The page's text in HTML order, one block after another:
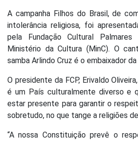
A campanha Filhos do Brasil, de
intolerância religiosa, foi
pela Fundação Cultural Palmares
Ministério da Cultura (MinC). O
samba Arlindo Cruz é o embaixador da
O presidente da FCP, Erivaldo
é um País culturalmente diverso e
estar presente para garantir o
sobretudo, no que tange a religiões
“A nossa Constituição prevê o